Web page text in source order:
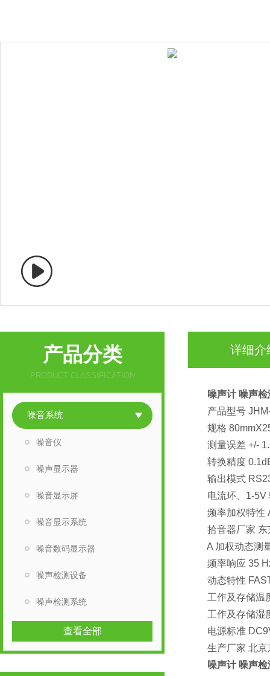
产品分类
PRODUCT CLASSIFICATION
噪音系统
噪音仪
噪声显示器
噪音显示屏
噪音显示系统
噪音数码显示器
噪声检测设备
噪声检测系统
查看全部
详细介
噪声计 噪声检
产品型号
规格
测量误差 +/-
转换精度
输出模式
电流环、1-5V
频率加权特性
拾音器厂家 东
A 加权动态测量
频率响应 35
动态特性
工作及存储温
工作及存储湿
电源标准
生产厂家 北京
噪声计 噪声检